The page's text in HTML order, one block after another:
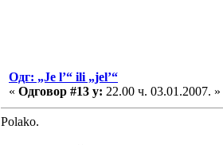
Одг: „Je l’“ ili „jel’“
« Одговор #13 у: 22.00 ч. 03.01.2007. »
Polako.